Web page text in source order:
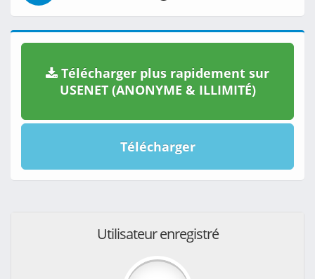
Télécharger plus rapidement sur
USENET (ANONYME & ILLIMITÉ)
Télécharger
Utilisateur enregistré